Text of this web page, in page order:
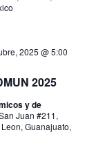
s
d
e
E
2025
2025 @ 5:00
y de
Juan #211,
Guanajuato,